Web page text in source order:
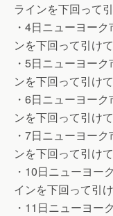
ラインを下回って
・4日ニューヨー
ンを下回って引け
・5日ニューヨー
ンを下回って引け
・6日ニューヨー
ンを下回って引け
・7日ニューヨー
ンを下回って引け
・10日ニューヨー
インを下回って引
・11日ニューヨー